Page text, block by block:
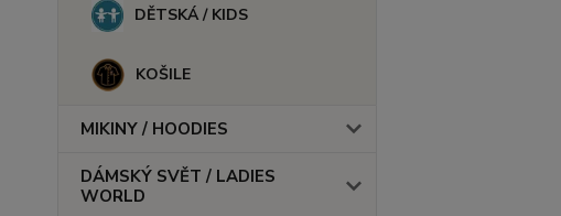
DĚTSKÁ / KIDS
KOŠILE
MIKINY / HOODIES
DÁMSKÝ SVĚT / LADIES
WORLD